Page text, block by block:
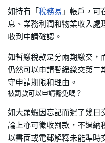
如持有「稅務易 」帳戶，可
息、業務利潤和物業收入處
收到申請確認。
如暫繳稅款是分兩期繳交，
仍然可以申請暫緩繳交第二
守申請期限和理由。
被罰款可以申請豁免嗎？
如大頭蝦因忘記而遲了幾日
論上亦可徵收罰款，不過納
以書面或電郵解釋未能準時